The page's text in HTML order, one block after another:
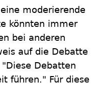
moderierende
könnten immer
bei anderen
auf die Debatte
Debatten
führen." Für diese